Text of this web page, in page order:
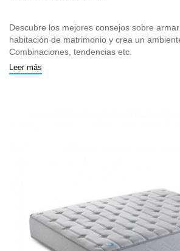
Descubre los mejores consejos sobre
habitación de matrimonio y crea un
Combinaciones, tendencias etc.
Leer más